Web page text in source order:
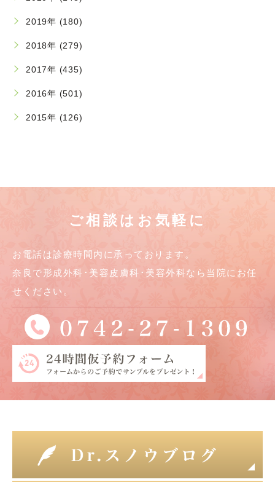
2019年 (180)
2018年 (279)
2017年 (435)
2016年 (501)
2015年 (126)
ご相談はお気軽に
お電話は診療時間内に承っております。
奈良で形成外科･美容皮膚科･美容外科なら当院にお任
せください。